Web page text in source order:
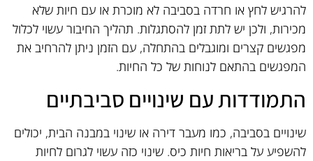
להרגיש לחץ או חרדה בסביבה לא מוכרת או עם חיות שלא
מכירות, ולכן יש לתת זמן להסתגלות. תהליך החיבור עשוי לכלול
מפגשים קצרים ומוגבלים בהתחלה, עם הזמן ניתן להרחיב את
המפגשים בהתאם לנוחות של כל החיות.
התמודדות עם שינויים סביבתיים
שינויים בסביבה, כמו מעבר דירה או שינוי במבנה הבית, יכולים
להשפיע על בריאות חיות כיס. שינוי כזה עשוי לגרום לחיות